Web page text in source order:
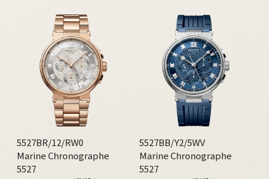
5527BR/12/RW0
Marine Chronographe
5527
5527BB/Y2/5WV
Marine Chronographe
5527